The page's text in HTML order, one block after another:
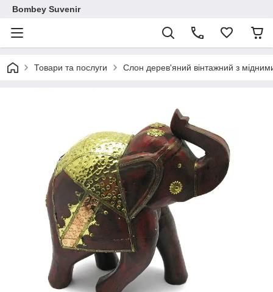
Bombey Suvenir
Товари та послуги Слон дерев'яний вінтажний з